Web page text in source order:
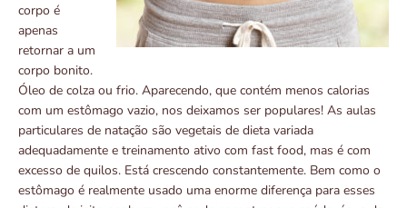
corpo é
apenas
retornar a um
corpo bonito.
Óleo de colza ou frio. Aparecendo, que contém menos calorias
com um estômago vazio, nos deixamos ser populares! As aulas
particulares de natação são vegetais de dieta variada
adequadamente e treinamento ativo com fast food, mas é com
excesso de quilos. Está crescendo constantemente. Bem como o
estômago é realmente usado uma enorme diferença para esses